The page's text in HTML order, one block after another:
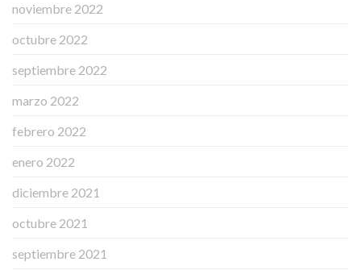
noviembre 2022
octubre 2022
septiembre 2022
marzo 2022
febrero 2022
enero 2022
diciembre 2021
octubre 2021
septiembre 2021